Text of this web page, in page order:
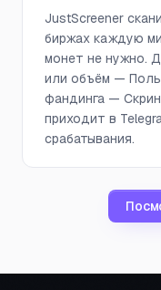
JustScreener
биржах каждую
монет не нужно.
или объём —
фандинга —
приходит в
срабатывания.